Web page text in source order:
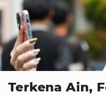
Terkena Ain,